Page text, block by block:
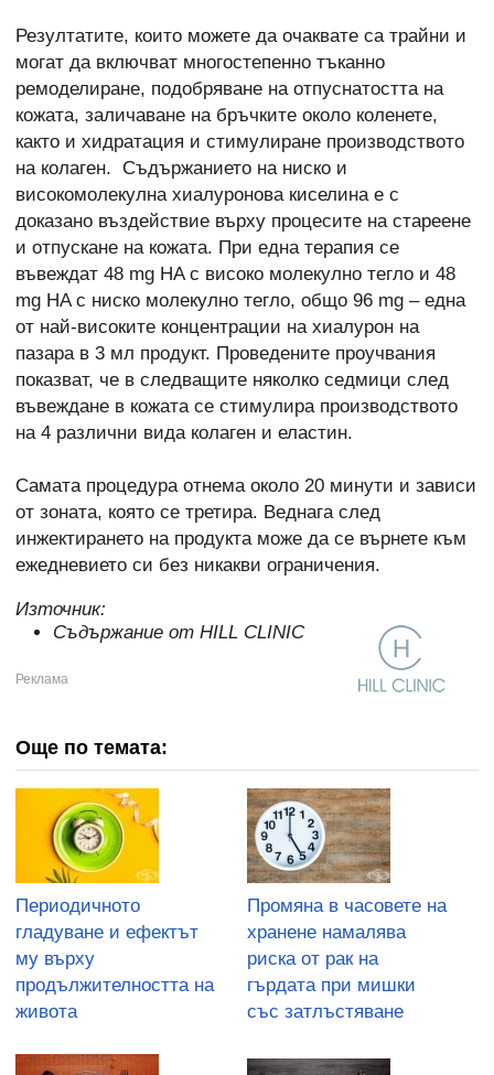
Резултатите, които можете да очаквате са трайни и
могат да включват многостепенно тъканно
ремоделиране, подобряване на отпуснатостта на
кожата, заличаване на бръчките около коленете,
както и хидратация и стимулиране производството
на колаген. Съдържанието на ниско и
високомолекулна хиалуронова киселина е с
доказано въздействие върху процесите на стареене
и отпускане на кожата. При една терапия се
въвеждат 48 mg HA с високо молекулно тегло и 48
mg HA с ниско молекулно тегло, общо 96 mg – една
от най-високите концентрации на хиалурон на
пазара в 3 мл продукт. Проведените проучвания
показват, че в следващите няколко седмици след
въвеждане в кожата се стимулира производството
на 4 различни вида колаген и еластин.
Самата процедура отнема около 20 минути и зависи
от зоната, която се третира. Веднага след
инжектирането на продукта може да се върнете към
ежедневието си без никакви ограничения.
Източник:
Съдържание от HILL CLINIC
Още по темата:
Периодичното
гладуване и ефектът
му върху
продължителността на
живота
Промяна в часовете на
хранене намалява
риска от рак на
гърдата при мишки
със затлъстяване